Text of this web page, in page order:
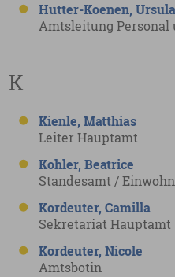
Hutter-Koenen, Ursula
Amtsleitung
K
Kienle, Matthias
Leiter Hauptamt
Kohler, Beatrice
Standesamt /
Kordeuter, Camilla
Sekretariat Hauptamt
Kordeuter, Nicole
Amtsbotin